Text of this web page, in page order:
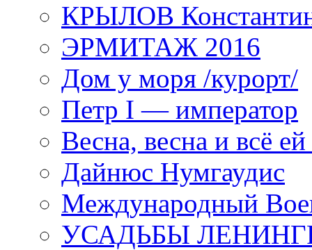
КРЫЛОВ
ЭРМИТАЖ 2016
Дом у моря /курорт/
Петр I — император
Весна, весна и всё
Дайнюс Нумгаудис
Международный
УСАДЬБЫ